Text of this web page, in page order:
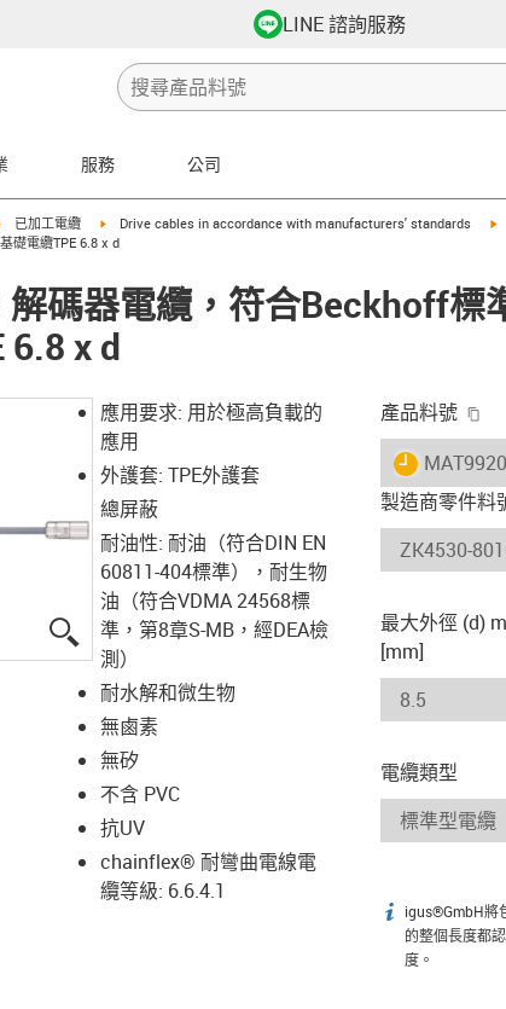
LINE 諮詢服務
服務 公司
igus-icon-arrow-right
已加工電纜 igus-icon-arrow-right
Drive cables in accordance with manufacturers' standards
礎電纜TPE 6.8 x d
碼器電纜，符合Beckhoff標
6.8 x d
igus-icon-lupe
應用要求: 用於極高負載的
應用
外護套: TPE外護套
總屏蔽
耐油性: 耐油（符合DIN EN
60811-404標準），耐生物
油（符合VDMA 24568標
準，第8章S-MB，經DEA檢
測）
耐水解和微生物
無鹵素
無矽
不含 PVC
抗UV
chainflex® 耐彎曲電線電
纜等級: 6.6.4.1
產品料號
igus-icon-
製造商零件料
最大外徑 (d)
[mm]
電纜類型
igus-icon-info
igus®GmbH將
的整個長度都
度。